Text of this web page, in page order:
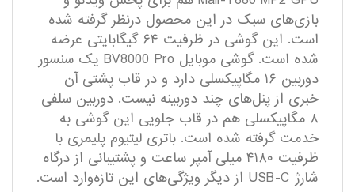
بازی‌های سبک در این محصول درنظر گرفته شده
است. این گوشی در ظرفیت ۶۴ گیگابایتی عرضه
شده است. گوشی موبایل BV8000 Pro یک سنسور
دوربین ۱۶ مگاپیکسلی دارد و در قاب پشتی آن
خبری از پنل‌های چند دوربینه نیست. دوربین سلفی
۸ مگاپیکسلی هم در قاب جلویی این گوشی به
خدمت گرفته شده است. باتری لیتیوم پلیمری با
ظرفیت ۴۱۸۰ میلی آمپر ساعت و پشتیبانی از درگاه
شارژ USB-C از دیگر ویژگی‌های این تازه‌وارد است.